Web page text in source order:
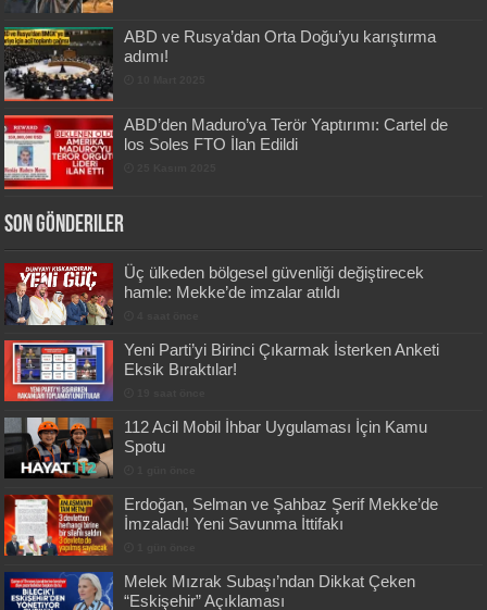
ABD ve Rusya’dan Orta Doğu’yu karıştırma
adımı!
ABD’den Maduro’ya Terör Yaptırımı: Cartel de
los Soles FTO İlan Edildi
Son Gönderiler
Üç ülkeden bölgesel güvenliği değiştirecek
hamle: Mekke’de imzalar atıldı
Yeni Parti’yi Birinci Çıkarmak İsterken Anketi
Eksik Bıraktılar!
112 Acil Mobil İhbar Uygulaması İçin Kamu
Spotu
Erdoğan, Selman ve Şahbaz Şerif Mekke’de
İmzaladı! Yeni Savunma İttifakı
Melek Mızrak Subaşı’ndan Dikkat Çeken
“Eskişehir” Açıklaması